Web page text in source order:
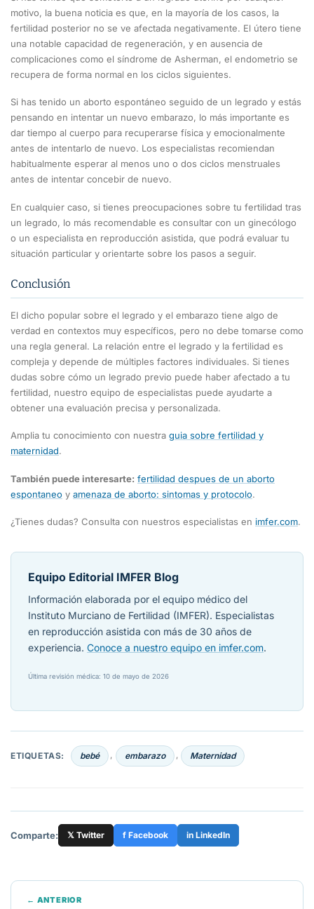
motivo, la buena noticia es que, en la mayoría de los casos, la
fertilidad posterior no se ve afectada negativamente. El útero tiene
una notable capacidad de regeneración, y en ausencia de
complicaciones como el síndrome de Asherman, el endometrio se
recupera de forma normal en los ciclos siguientes.
Si has tenido un aborto espontáneo seguido de un legrado y estás
pensando en intentar un nuevo embarazo, lo más importante es
dar tiempo al cuerpo para recuperarse física y emocionalmente
antes de intentarlo de nuevo. Los especialistas recomiendan
habitualmente esperar al menos uno o dos ciclos menstruales
antes de intentar concebir de nuevo.
En cualquier caso, si tienes preocupaciones sobre tu fertilidad tras
un legrado, lo más recomendable es consultar con un ginecólogo
o un especialista en reproducción asistida, que podrá evaluar tu
situación particular y orientarte sobre los pasos a seguir.
Conclusión
El dicho popular sobre el legrado y el embarazo tiene algo de
verdad en contextos muy específicos, pero no debe tomarse como
una regla general. La relación entre el legrado y la fertilidad es
compleja y depende de múltiples factores individuales. Si tienes
dudas sobre cómo un legrado previo puede haber afectado a tu
fertilidad, nuestro equipo de especialistas puede ayudarte a
obtener una evaluación precisa y personalizada.
Amplia tu conocimiento con nuestra guia sobre fertilidad y
maternidad.
También puede interesarte: fertilidad despues de un aborto
espontaneo y amenaza de aborto: sintomas y protocolo.
¿Tienes dudas? Consulta con nuestros especialistas en imfer.com.
Equipo Editorial IMFER Blog
Información elaborada por el equipo médico del
Instituto Murciano de Fertilidad (IMFER). Especialistas
en reproducción asistida con más de 30 años de
experiencia. Conoce a nuestro equipo en imfer.com.
Última revisión médica: 10 de mayo de 2026
ETIQUETAS: bebé , embarazo , Maternidad
Comparte: 𝕏 Twitter f Facebook in LinkedIn
← ANTERIOR